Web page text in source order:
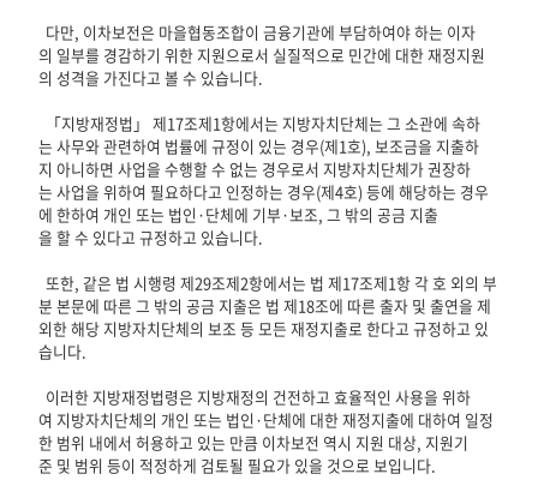
다만, 이차보전은 마을협동조합이 금융기관에 부담하여야 하는 이자
의 일부를 경감하기 위한 지원으로서 실질적으로 민간에 대한 재정지원
의 성격을 가진다고 볼 수 있습니다.
「지방재정법」 제17조제1항에서는 지방자치단체는 그 소관에 속하
는 사무와 관련하여 법률에 규정이 있는 경우(제1호), 보조금을 지출하
지 아니하면 사업을 수행할 수 없는 경우로서 지방자치단체가 권장하
는 사업을 위하여 필요하다고 인정하는 경우(제4호) 등에 해당하는 경우
에 한하여 개인 또는 법인·단체에 기부·보조, 그 밖의 공금 지출
을 할 수 있다고 규정하고 있습니다.
또한, 같은 법 시행령 제29조제2항에서는 법 제17조제1항 각 호 외의 부
분 본문에 따른 그 밖의 공금 지출은 법 제18조에 따른 출자 및 출연을 제
외한 해당 지방자치단체의 보조 등 모든 재정지출로 한다고 규정하고 있
습니다.
이러한 지방재정법령은 지방재정의 건전하고 효율적인 사용을 위하
여 지방자치단체의 개인 또는 법인·단체에 대한 재정지출에 대하여 일정
한 범위 내에서 허용하고 있는 만큼 이차보전 역시 지원 대상, 지원기
준 및 범위 등이 적정하게 검토될 필요가 있을 것으로 보입니다.